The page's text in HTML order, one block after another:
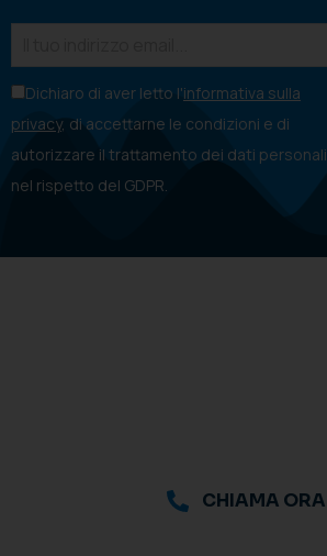
Dichiaro di aver letto l'informativa sulla
privacy, di accettarne le condizioni e di
autorizzare il trattamento dei dati personali
nel rispetto del GDPR.
CHIAMA ORA